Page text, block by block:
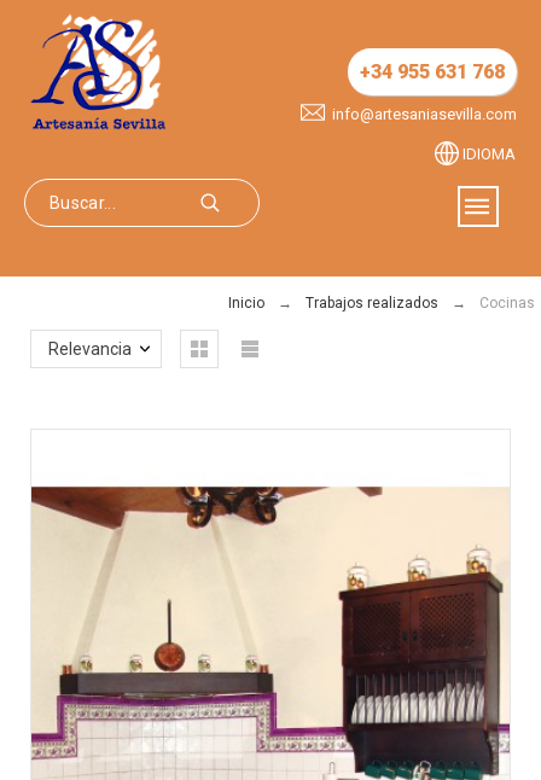
+34 955 631 768
info@artesaniasevilla.com
IDIOMA
Inicio Trabajos realizados Cocinas
Relevancia